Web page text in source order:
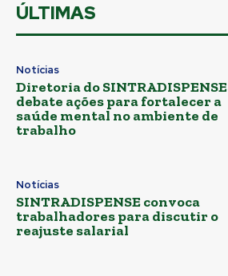
ÚLTIMAS
Notícias
Diretoria do SINTRADISPENSE
debate ações para fortalecer a
saúde mental no ambiente de
trabalho
Notícias
SINTRADISPENSE convoca
trabalhadores para discutir o
reajuste salarial